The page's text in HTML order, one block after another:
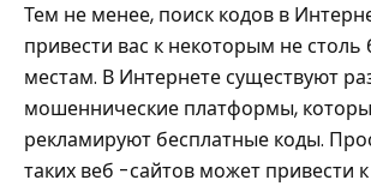
Тем не менее, поиск кодов в
привести вас к некоторым не
местам. В Интернете существуют
мошеннические платформы,
рекламируют бесплатные коды.
таких веб -сайтов может привести